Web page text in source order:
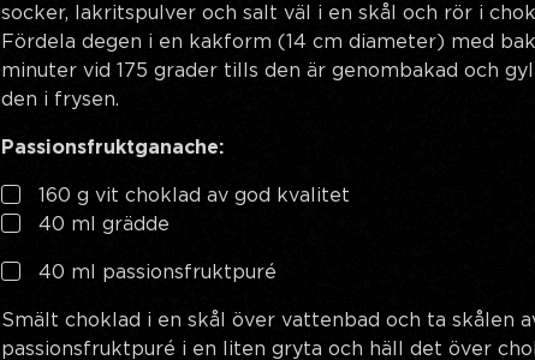
socker, lakritspulver och salt väl i en skål och rör i
Fördela degen i en kakform (14 cm diameter) med
minuter vid 175 grader tills den är genombakad och
den i frysen.
Passionsfruktganache:
160 g vit choklad av god kvalitet
40 ml grädde
40 ml passionsfruktpuré
Smält choklad i en skål över vattenbad och ta skålen
passionsfruktpuré i en liten gryta och häll det över